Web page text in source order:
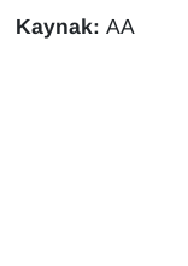
Kaynak: AA